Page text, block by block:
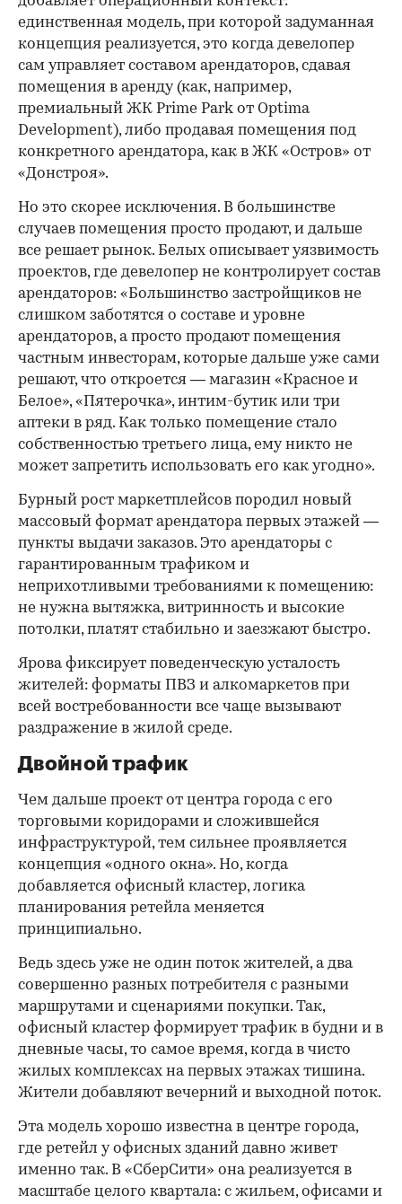
единственная модель, при которой задуманная
концепция реализуется, это когда девелопер
сам управляет составом арендаторов, сдавая
помещения в аренду (как, например,
премиальный ЖК Prime Park от Optima
Development), либо продавая помещения под
конкретного арендатора, как в ЖК «Остров» от
«Донстроя».
Но это скорее исключения. В большинстве
случаев помещения просто продают, и дальше
все решает рынок. Белых описывает уязвимость
проектов, где девелопер не контролирует состав
арендаторов: «Большинство застройщиков не
слишком заботятся о составе и уровне
арендаторов, а просто продают помещения
частным инвесторам, которые дальше уже сами
решают, что откроется — магазин «Красное и
Белое», «Пятерочка», интим-бутик или три
аптеки в ряд. Как только помещение стало
собственностью третьего лица, ему никто не
может запретить использовать его как угодно».
Бурный рост маркетплейсов породил новый
массовый формат арендатора первых этажей —
пункты выдачи заказов. Это арендаторы с
гарантированным трафиком и
неприхотливыми требованиями к помещению:
не нужна вытяжка, витринность и высокие
потолки, платят стабильно и заезжают быстро.
Ярова фиксирует поведенческую усталость
жителей: форматы ПВЗ и алкомаркетов при
всей востребованности все чаще вызывают
раздражение в жилой среде.
Двойной трафик
Чем дальше проект от центра города с его
торговыми коридорами и сложившейся
инфраструктурой, тем сильнее проявляется
концепция «одного окна». Но, когда
добавляется офисный кластер, логика
планирования ретейла меняется
принципиально.
Ведь здесь уже не один поток жителей, а два
совершенно разных потребителя с разными
маршрутами и сценариями покупки. Так,
офисный кластер формирует трафик в будни и в
дневные часы, то самое время, когда в чисто
жилых комплексах на первых этажах тишина.
Жители добавляют вечерний и выходной поток.
Эта модель хорошо известна в центре города,
где ретейл у офисных зданий давно живет
именно так. В «СберСити» она реализуется в
масштабе целого квартала: с жильем, офисами и